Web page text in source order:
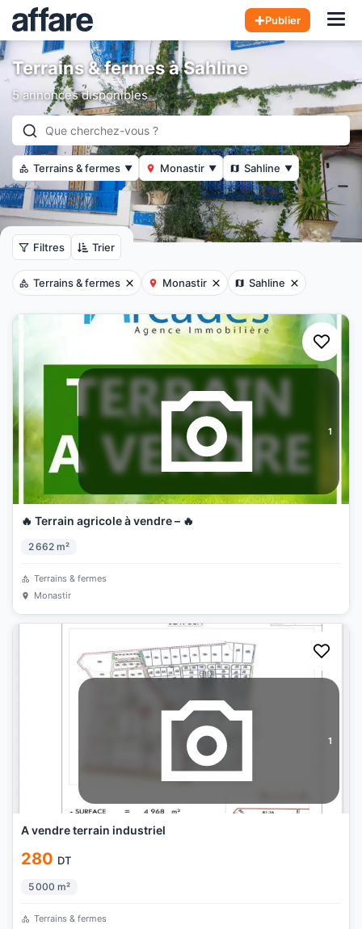
Publier
Terrains & fermes à Sahline
5 annonces disponibles
Terrains & fermes ▼ Monastir ▼ Sahline ▼
Filtres Trier
Terrains & fermes Monastir Sahline
1
🔥 Terrain agricole à vendre – 🔥
2 662 m²
Terrains & fermes
Monastir
1
A vendre terrain industriel
280 DT
5 000 m²
Terrains & fermes